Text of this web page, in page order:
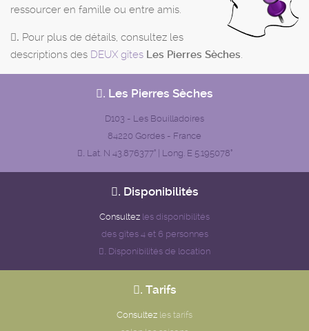
ressourcer en famille ou entre amis.
. Pour plus de détails, consultez les
descriptions des DEUX gîtes Les Pierres Sèches.
. Les Pierres Sèches
D103 - Les Bouilladoires
84220 Gordes - France
. Lat. N 43.876377° | Long. E 5.195078°
. Disponibilités
Consultez les disponibilités
des gîtes 4 et 6 personnes
. Disponibilités de location
. Tarifs
Consultez les tarifs